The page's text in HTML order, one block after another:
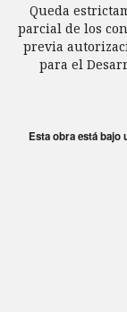
Queda
parcial de los
previa
para el
Esta obra está bajo